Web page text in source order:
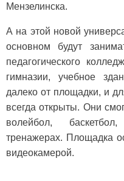
Мензелинска.
А на этой новой
основном будут
педагогического
гимназии, учебное
далеко от площадки, и
всегда открыты. Они
волейбол,
тренажерах. Площадка
видеокамерой.